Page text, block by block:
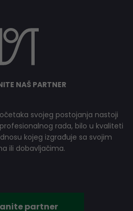
NAŠ PARTNER
svojeg postojanja nastoji
rada, bilo u kvaliteti
kojeg izgrađuje sa svojim
ili dobavljačima.
partner